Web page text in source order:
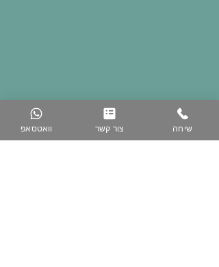
וואטסאפ צור קשר שיחה